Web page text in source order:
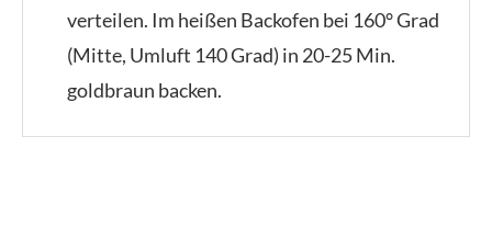
verteilen. Im heißen Backofen bei 160° Grad
(Mitte, Umluft 140 Grad) in 20-25 Min.
goldbraun backen.